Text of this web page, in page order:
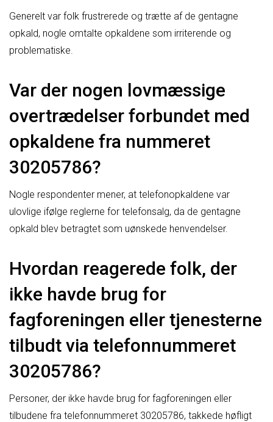
Generelt var folk frustrerede og trætte af de gentagne
opkald, nogle omtalte opkaldene som irriterende og
problematiske.
Var der nogen lovmæssige
overtrædelser forbundet med
opkaldene fra nummeret
30205786?
Nogle respondenter mener, at telefonopkaldene var
ulovlige ifølge reglerne for telefonsalg, da de gentagne
opkald blev betragtet som uønskede henvendelser.
Hvordan reagerede folk, der
ikke havde brug for
fagforeningen eller tjenesterne
tilbudt via telefonnummeret
30205786?
Personer, der ikke havde brug for fagforeningen eller
tilbudene fra telefonnummeret 30205786, takkede høfligt